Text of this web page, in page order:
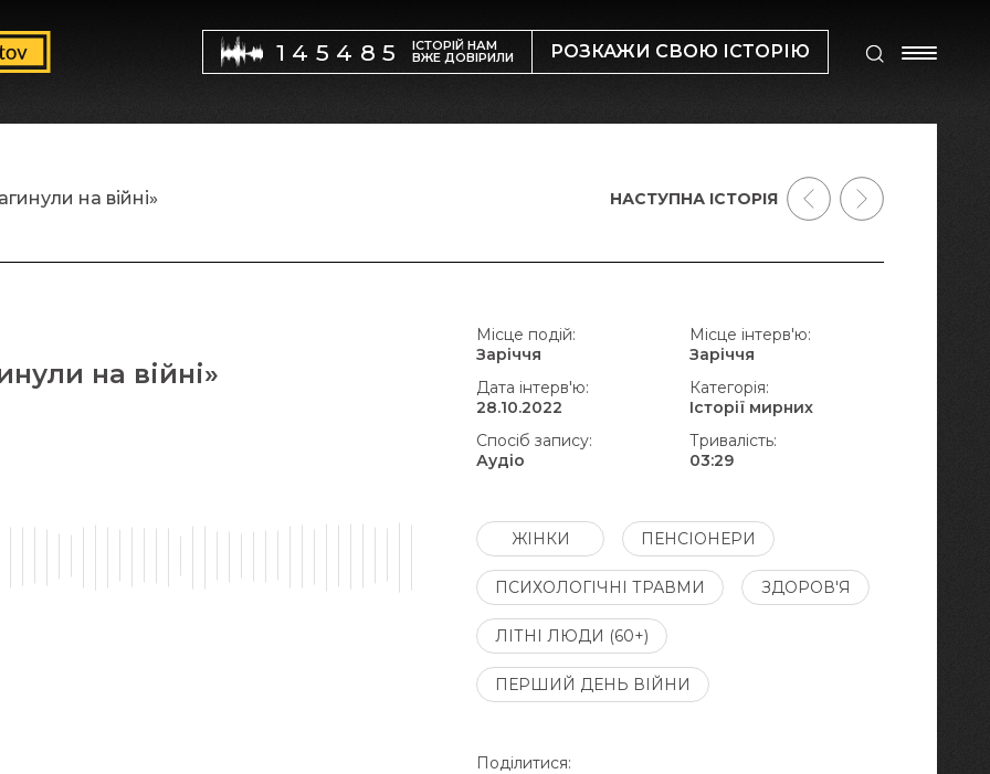
145485 ІСТОРІЙ НАМ
ВЖЕ ДОВІРИЛИ РОЗКАЖИ СВОЮ ІСТОРІЮ
на війні»
на війні»
Поділитися:
Місце подій:
Заріччя
Місце інтерв'ю:
Заріччя
Дата інтерв'ю:
28.10.2022
Категорія:
Історії мирних
Спосіб запису:
Аудіо
Тривалість:
03:29
ЖІНКИ ПЕНСІОНЕРИ
ПСИХОЛОГІЧНІ ТРАВМИ ЗДОРОВ'Я
ЛІТНІ ЛЮДИ (60+)
ПЕРШИЙ ДЕНЬ ВІЙНИ
НАСТУПНА ІСТОРІЯ